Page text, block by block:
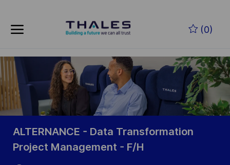
(0)
-
ALTERNANCE - Data Transformation
Project Management - F/H